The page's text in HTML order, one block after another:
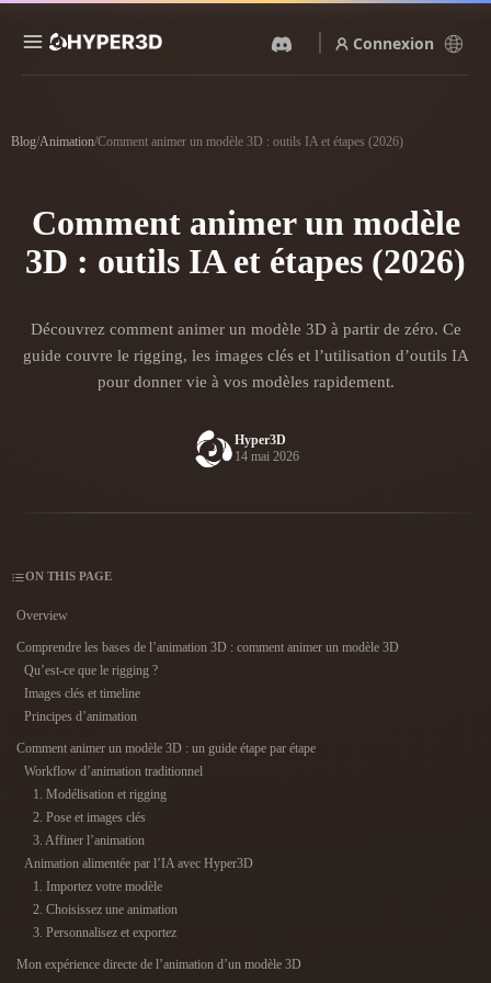
Connexion
Rodin ChatAvatar
Fonctionnalités
Importez une image, obtenez
Du prompt textuel à l'objet
texte ou d'images avec l'IA.
qualité à partir d'un simple
prompt.
Remix d’image IA
Générateur de textures IA
Générateur HDRI IA Éditeur de
Tarifs
Ressources
Communauté
Recherche
Game
VR/AR
Mechanical
Engineering
Blender
Godot
Blog/Animation/Comment animer un modèle 3D : outils IA et étapes (2026)
Comment animer un modèle
3D : outils IA et étapes (2026)
Découvrez comment animer un modèle 3D à partir de zéro. Ce
guide couvre le rigging, les images clés et l’utilisation d’outils IA
pour donner vie à vos modèles rapidement.
Hyper3D
14 mai 2026
ON THIS PAGE
Overview
Comprendre les bases de l’animation 3D : comment animer un modèle 3D
Qu’est-ce que le rigging ?
Images clés et timeline
Principes d’animation
Comment animer un modèle 3D : un guide étape par étape
Workflow d’animation traditionnel
1. Modélisation et rigging
2. Pose et images clés
3. Affiner l’animation
Animation alimentée par l’IA avec Hyper3D
1. Importez votre modèle
2. Choisissez une animation
3. Personnalisez et exportez
Mon expérience directe de l’animation d’un modèle 3D